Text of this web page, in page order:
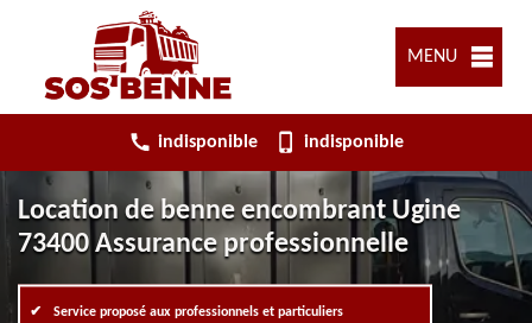
MENU
indisponible indisponible
Location de benne encombrant Ugine
73400 Assurance professionnelle
Service proposé aux professionnels et particuliers